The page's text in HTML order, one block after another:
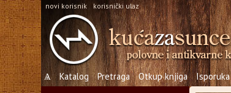
novi korisnik korisnički ulaz
Ѧ Katalog Pretraga Otkup knjiga Isporuka